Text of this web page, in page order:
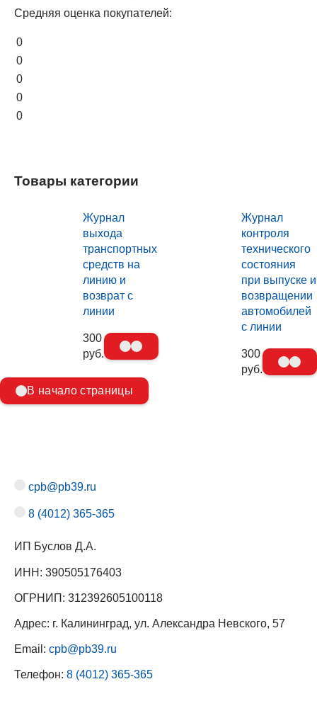
Средняя оценка покупателей:
0
0
0
0
0
Товары категории
Журнал
выхода
транспортных
средств на
линию и
возврат с
линии
300
руб.
Журнал
контроля
технического
состояния
при выпуске и
возвращении
автомобилей
с линии
300
руб.
В начало страницы
cpb@pb39.ru
8 (4012) 365-365
ИП Буслов Д.А.
ИНН: 390505176403
ОГРНИП: 312392605100118
Адрес: г. Калининград, ул. Александра Невского, 57
Email: cpb@pb39.ru
Телефон: 8 (4012) 365-365